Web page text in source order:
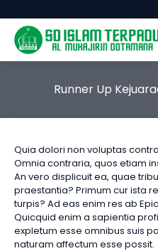
Runner Up
Quia dolori non voluptas
Omnia contraria, quos etiam
An vero displicuit ea, quae
praestantia? Primum cur ista
turpis? Ad eas enim res ab
Quicquid enim a sapientia
expletum esse omnibus suis
naturam affectum esse possit.